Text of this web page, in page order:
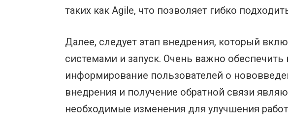
таких как Agile, что позволяет гибко
Далее, следует этап внедрения, который
системами и запуск. Очень важно
информирование пользователей о
внедрения и получение обратной связи
необходимые изменения для улучшения